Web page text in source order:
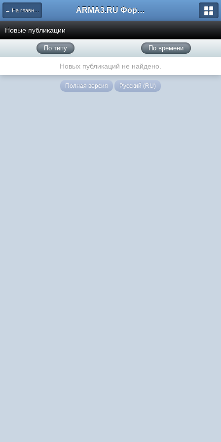
← На главную ARMA3.RU Форум
Новые публикации
По типу По времени
Новых публикаций не найдено.
Полная версия Русский (RU)